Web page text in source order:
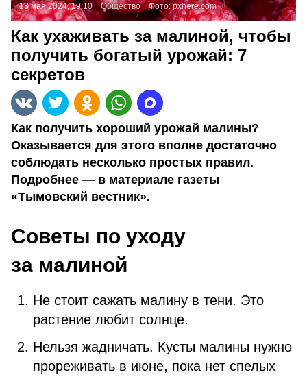
13 мая 2024, 19:10 Общество Фото:pxhere.com
Как ухаживать за малиной, чтобы
получить богатый урожай: 7
секретов
Как получить хороший урожай малины?
Оказывается для этого вполне достаточно
соблюдать несколько простых правил.
Подробнее — в материале газеты
«Тымовский вестник».
Советы по уходу
за малиной
Не стоит сажать малину в тени. Это
растение любит солнце.
Нельзя жадничать. Кусты малины нужно
прореживать в июне, пока нет спелых